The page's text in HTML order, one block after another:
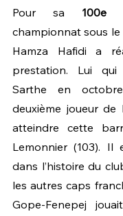
Pour sa 100e
championnat sous
Hamza Hafidi a
prestation. Lui
Sarthe en
deuxième joueur de
atteindre cette
Lemonnier (103). Il
dans l’histoire du
les autres caps
Gope-Fenepej